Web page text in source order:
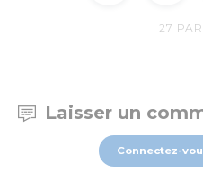
27
Laisser un
Connectez-